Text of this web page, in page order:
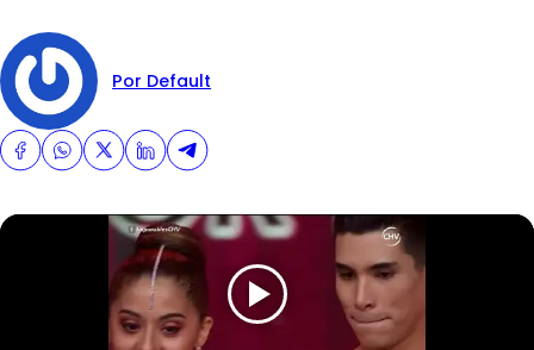
Por Default